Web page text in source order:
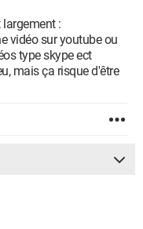
:
vidéo sur youtube ou
type skype ect
mais ça risque d'être